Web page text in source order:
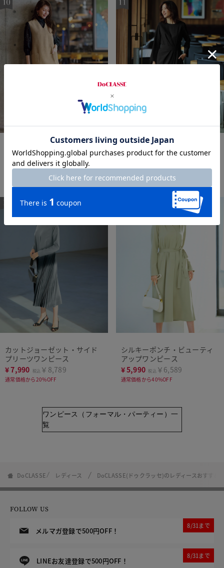
ツイード・Vネックジャンパー
スカート
5,990 ￥6,589
通常価格から53%OFF
LIMITED
グラシエツイル・ウエストド
レープワンピ―ス
¥15,900 ￥17,490
通常価格から20%OFF
カットジョーゼット・サイド
プリーツワンピース
¥7,990 税込 ￥8,789
通常価格から20%OFF
シルキーポンチ・ビューティ
アップワンピース
¥5,990 税込 ￥6,589
通常価格から40%OFF
ワンピース（フォーマル・パーティー）一
覧
DoCLASSE レディース DoCLASSE(ドゥクラッセ)のレディースおすすめ
FOLLOW US
メルマガ登録で500円OFF！
8/31まで
LINEお友達登録で500円OFF！
8/31まで